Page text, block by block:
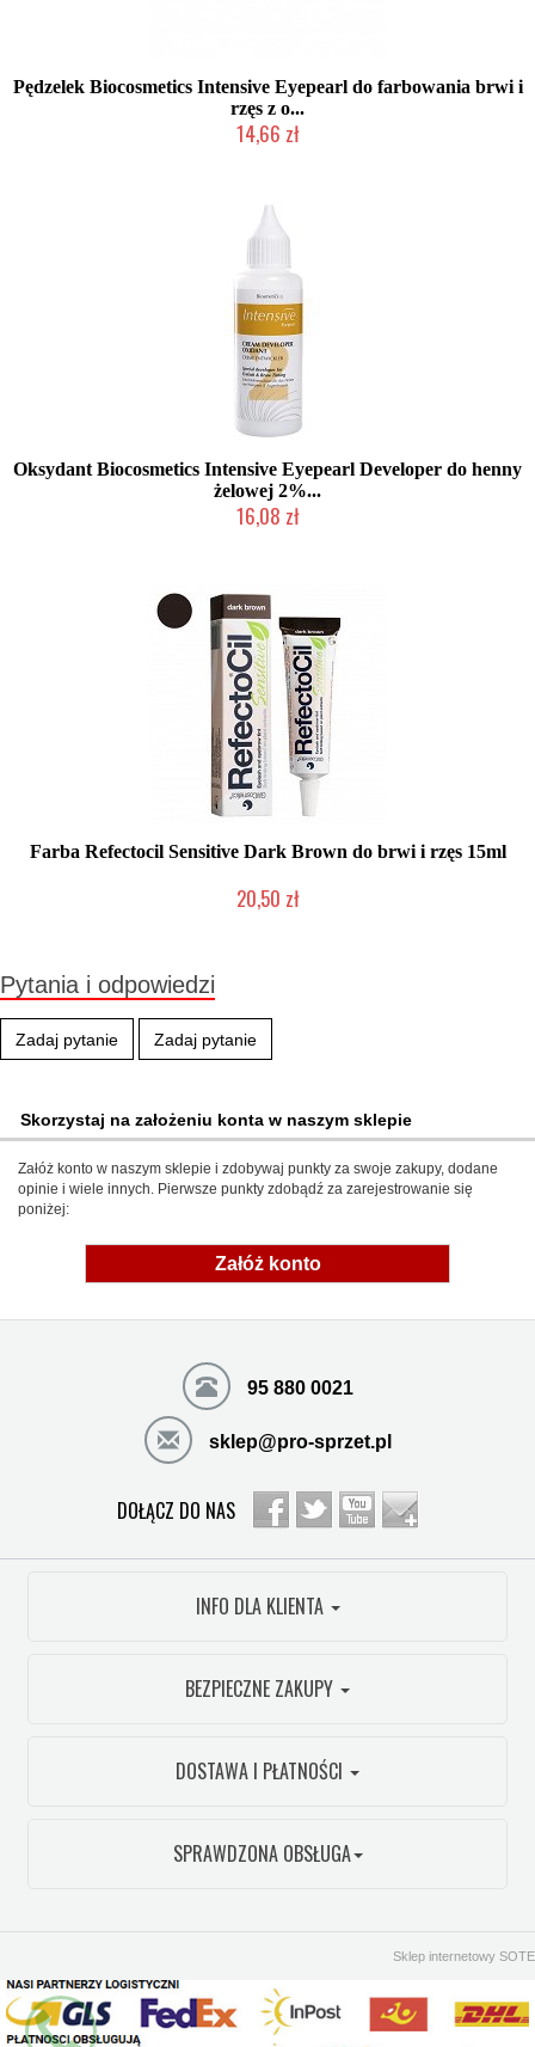
Pędzelek Biocosmetics Intensive Eyepearl do farbowania brwi i
rzęs z o...
14,66 zł
Oksydant Biocosmetics Intensive Eyepearl Developer do henny
żelowej 2%...
16,08 zł
Farba Refectocil Sensitive Dark Brown do brwi i rzęs 15ml
20,50 zł
Pytania i odpowiedzi
Zadaj pytanie Zadaj pytanie
Skorzystaj na założeniu konta w naszym sklepie
Załóż konto w naszym sklepie i zdobywaj punkty za swoje zakupy, dodane
opinie i wiele innych. Pierwsze punkty zdobądź za zarejestrowanie się
poniżej:
Załóż konto
95 880 0021
sklep@pro-sprzet.pl
DOŁĄCZ DO NAS
INFO DLA KLIENTA
BEZPIECZNE ZAKUPY
DOSTAWA I PŁATNOŚCI
SPRAWDZONA OBSŁUGA
Sklep internetowy SOTE